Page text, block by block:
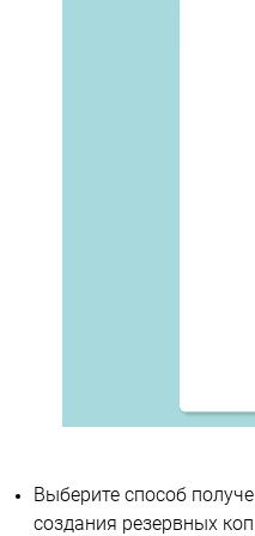
Выберите способ
создания резервных